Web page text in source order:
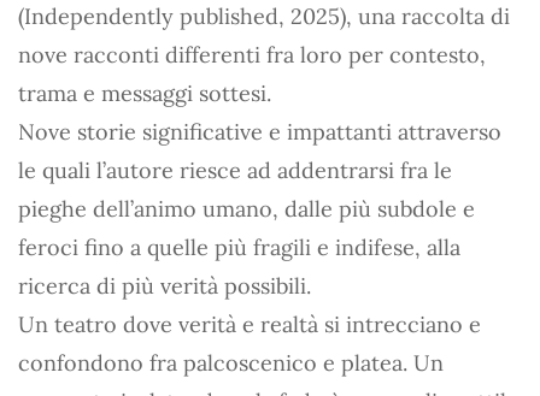
(Independently published, 2025), una raccolta di
nove racconti differenti fra loro per contesto,
trama e messaggi sottesi.
Nove storie significative e impattanti attraverso
le quali l’autore riesce ad addentrarsi fra le
pieghe dell’animo umano, dalle più subdole e
feroci fino a quelle più fragili e indifese, alla
ricerca di più verità possibili.
Un teatro dove verità e realtà si intrecciano e
confondono fra palcoscenico e platea. Un